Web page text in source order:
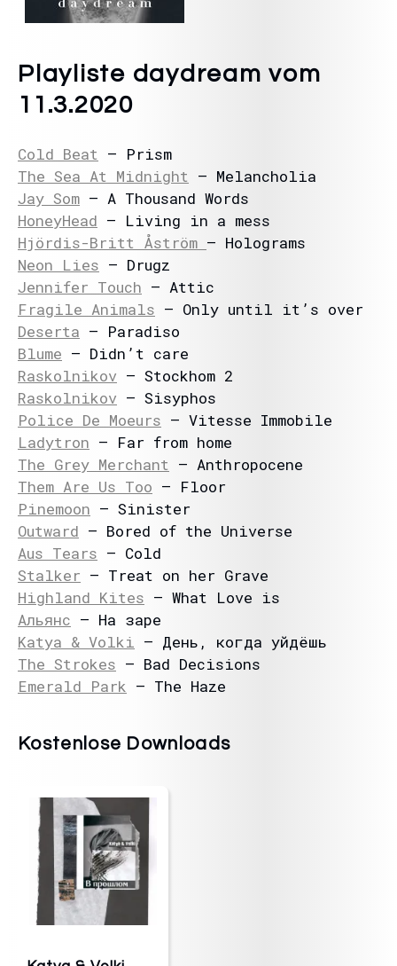
Playliste daydream vom
11.3.2020
Cold Beat – Prism
The Sea At Midnight – Melancholia
Jay Som – A Thousand Words
HoneyHead – Living in a mess
Hjördis-Britt Åström – Holograms
Neon Lies – Drugz
Jennifer Touch – Attic
Fragile Animals – Only until it’s over
Deserta – Paradiso
Blume – Didn’t care
Raskolnikov – Stockhom 2
Raskolnikov – Sisyphos
Police De Moeurs – Vitesse Immobile
Ladytron – Far from home
The Grey Merchant – Anthropocene
Them Are Us Too – Floor
Pinemoon – Sinister
Outward – Bored of the Universe
Aus Tears – Cold
Stalker – Treat on her Grave
Highland Kites – What Love is
Альянс – На заре
Katya & Volki – День, когда уйдёшь
The Strokes – Bad Decisions
Emerald Park – The Haze
Kostenlose Downloads